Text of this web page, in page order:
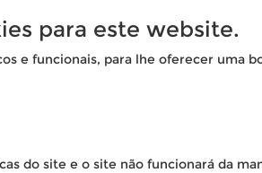
para este website.
e funcionais, para lhe oferecer uma
do site e o site não funcionará da